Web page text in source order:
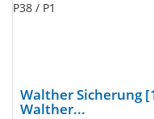
Walther Sicherung
Walther...